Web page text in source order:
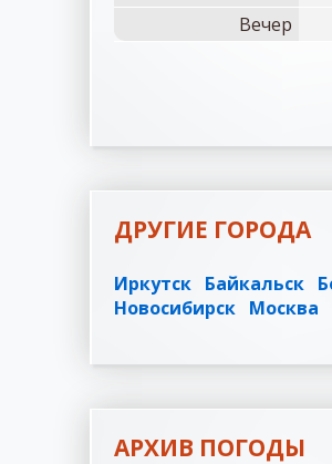
Вечер
ДРУГИЕ ГОРОДА
Иркутск Байкальск
Новосибирск Москва
АРХИВ ПОГОДЫ